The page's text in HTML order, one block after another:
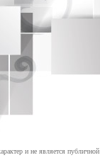
и не является